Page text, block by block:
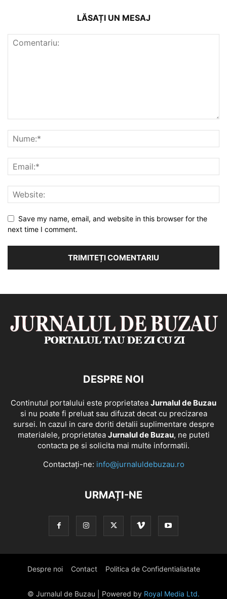
LĂSAȚI UN MESAJ
Save my name, email, and website in this browser for the
next time I comment.
DESPRE NOI
Continutul portalului este proprietatea Jurnalul de Buzau
si nu poate fi preluat sau difuzat decat cu precizarea
sursei. In cazul in care doriti detalii suplimentare despre
materialele, proprietatea Jurnalul de Buzau, ne puteti
contacta pe si solicita mai multe informatii.
Contactați-ne: info@jurnaluldebuzau.ro
URMAȚI-NE
Despre noi Contact Politica de Confidentialiatate
© Jurnalul de Buzau | Powered by Royal Media Ltd.